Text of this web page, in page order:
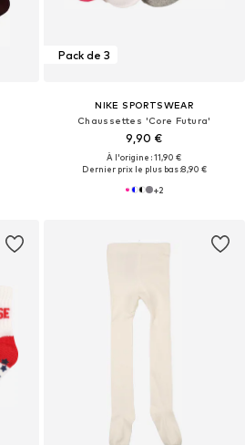
Pack de 3
NIKE SPORTSWEAR
Chaussettes 'Core Futura'
9,90 €
À l'origine : 11,90 €
Dernier prix le plus bas :8,90 €
+2